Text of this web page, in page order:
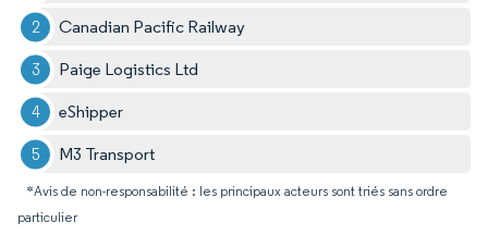
Canadian Pacific Railway
Paige Logistics Ltd
eShipper
M3 Transport
*Avis de non-responsabilité : les principaux acteurs sont triés sans ordre
particulier